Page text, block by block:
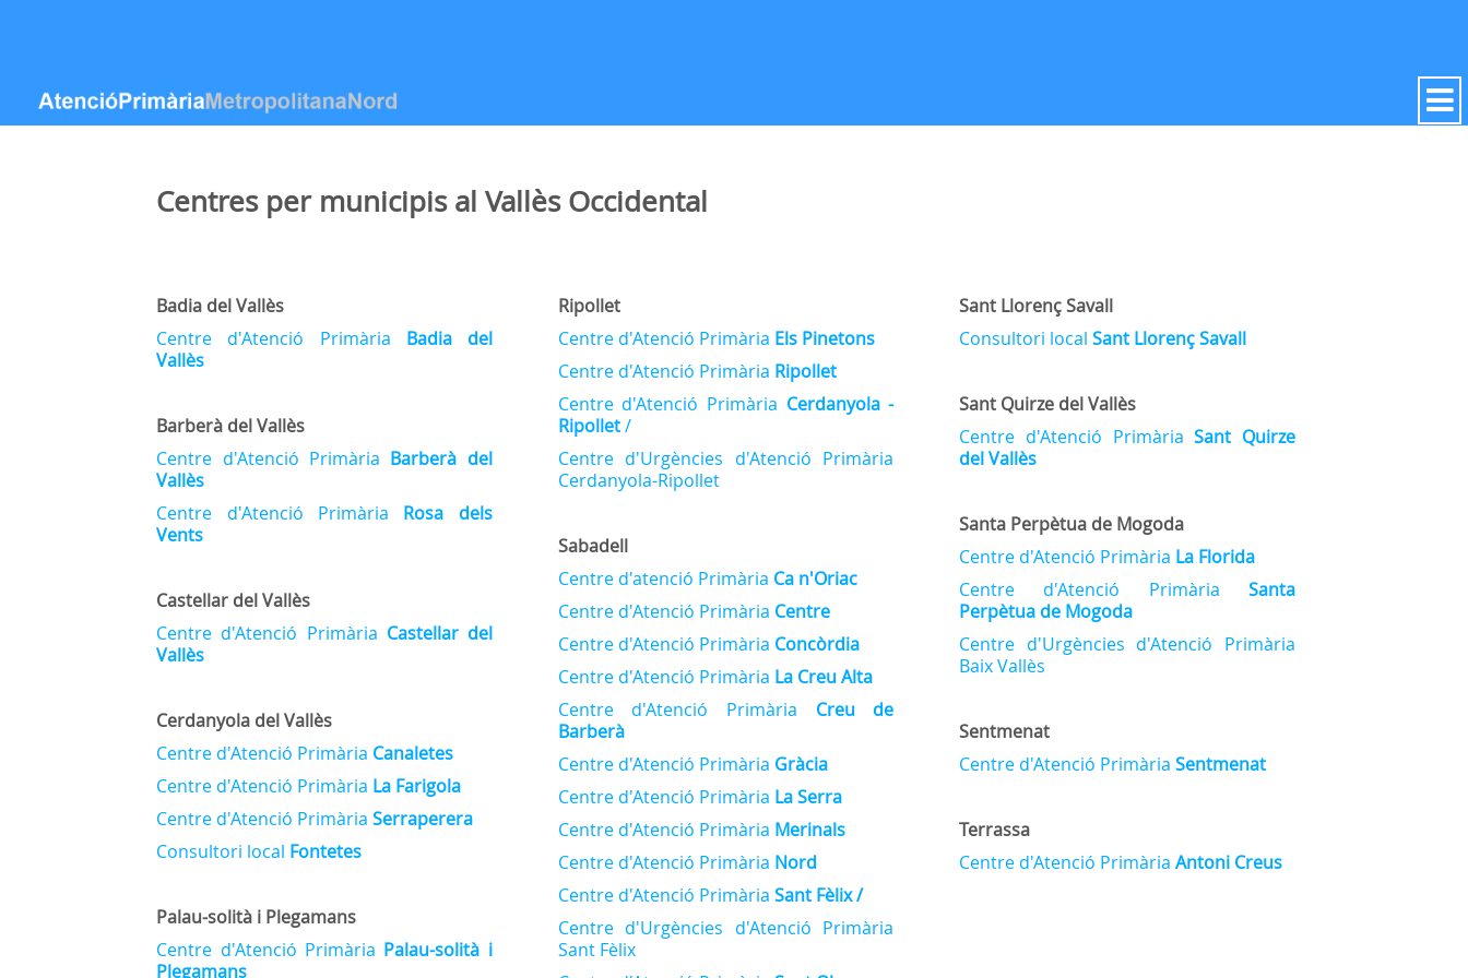
Centres per municipis al Vallès Occidental
Badia del Vallès
Centre d'Atenció Primària Badia del
Vallès
Barberà del Vallès
Centre d'Atenció Primària Barberà del
Vallès
Centre d'Atenció Primària Rosa dels
Vents
Castellar del Vallès
Centre d'Atenció Primària Castellar del
Vallès
Cerdanyola del Vallès
Centre d'Atenció Primària Canaletes
Centre d'Atenció Primària La Farigola
Centre d'Atenció PrimàriaSerraperera
Consultori local Fontetes
Palau-solità i Plegamans
Centre d'Atenció Primària Palau-solità i
Plegamans
Ripollet
Centre d'Atenció Primària Els Pinetons
Centre d'Atenció Primària Ripollet
Centre d'Atenció Primària Cerdanyola -
Ripollet/
Centre d'Urgències d'Atenció Primària
Cerdanyola-Ripollet
Sabadell
Centre d'atenció Primària Ca n'Oriac
Centre d'Atenció Primària Centre
Centre d'Atenció Primària Concòrdia
Centre d'Atenció Primària La Creu Alta
Centre d'Atenció Primària Creu de
Barberà
Centre d'Atenció Primària Gràcia
Centre d'Atenció Primària La Serra
Centre d'Atenció Primària Merinals
Centre d'Atenció Primària Nord
Centre d'Atenció Primària Sant Fèlix /
Centre d'Urgències d'Atenció Primària
Sant Fèlix
Sant Llorenç Savall
Consultori localSant Llorenç Savall
Sant Quirze del Vallès
Centre d'Atenció PrimàriaSant Quirze
del Vallès
Santa Perpètua de Mogoda
Centre d'Atenció Primària La Florida
Centre d'Atenció Primària Santa
Perpètua de Mogoda
Centre d'Urgències d'Atenció Primària
Baix Vallès
Sentmenat
Centre d'Atenció PrimàriaSentmenat
Terrassa
Centre d'Atenció PrimàriaAntoni Creus